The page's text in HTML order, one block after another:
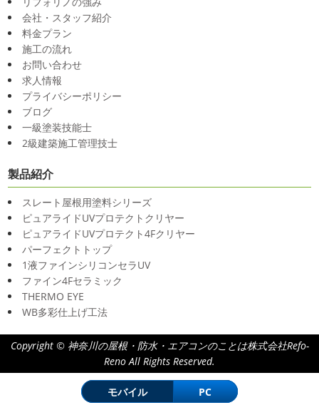
会社・スタッフ紹介
料金プラン
施工の流れ
お問い合わせ
求人情報
プライバシーポリシー
ブログ
一級塗装技能士
2級建築施工管理技士
製品紹介
スレート屋根用塗料シリーズ
ピュアライドUVプロテクトクリヤー
ピュアライドUVプロテクト4Fクリヤー
パーフェクトトップ
1液ファインシリコンセラUV
ファイン4Fセラミック
THERMO EYE
WB多彩仕上げ工法
Copyright © 神奈川の屋根・防水・エアコンのことは株式会社Refo-
Reno All Rights Reserved.
モバイル PC